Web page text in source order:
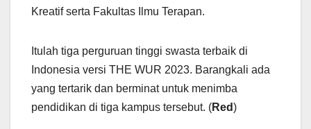
Kreatif serta Fakultas Ilmu Terapan.
Itulah tiga perguruan tinggi swasta terbaik di
Indonesia versi THE WUR 2023. Barangkali ada
yang tertarik dan berminat untuk menimba
pendidikan di tiga kampus tersebut. (Red)